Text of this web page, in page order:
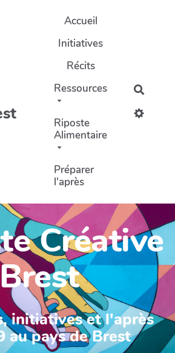
Accueil
Initiatives
Récits
Ressources
Riposte
Alimentaire
Préparer
l'après
Créative
Brest
initiatives et l'après
au pays de Brest